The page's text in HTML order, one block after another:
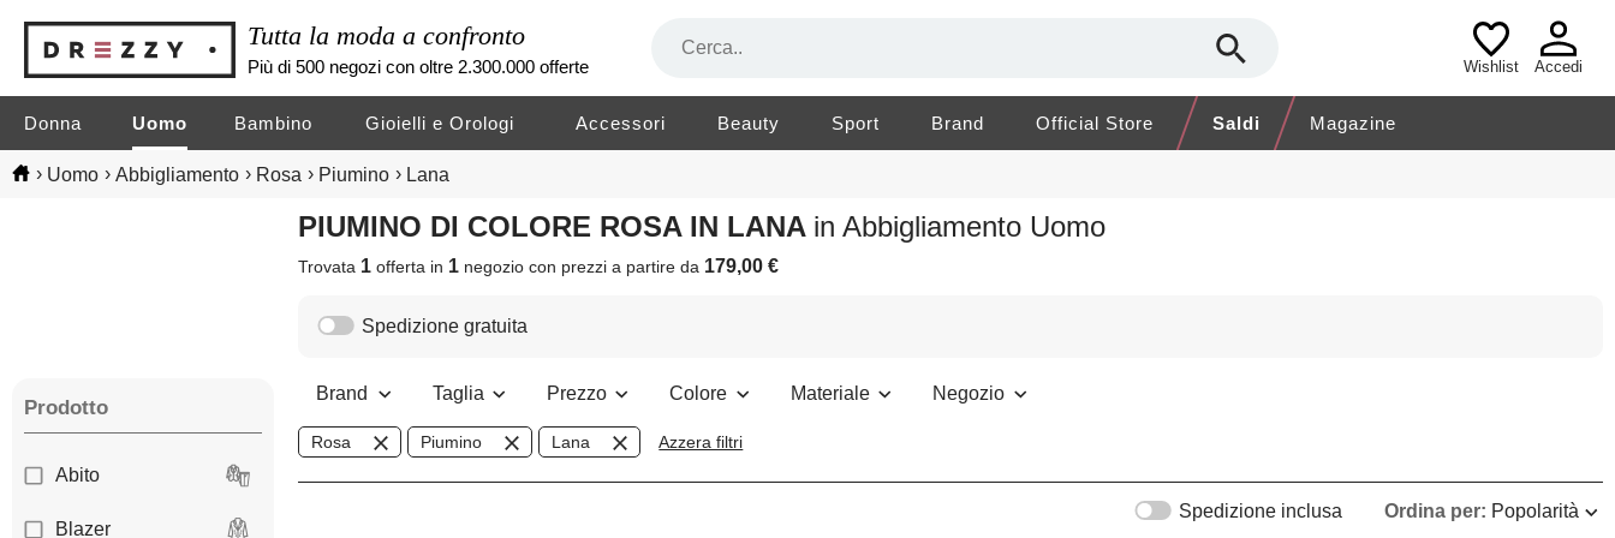
Tutta la moda a confronto
Più di 500 negozi con oltre 2.300.000 offerte Wishlist Accedi
Donna Uomo Bambino Gioielli e Orologi Accessori Beauty Sport Brand Official Store Saldi Magazine
› Uomo › Abbigliamento › Rosa › Piumino › Lana
PIUMINO DI COLORE ROSA IN LANA in Abbigliamento Uomo
Trovata 1 offerta in 1 negoziocon prezzi a partire da 179,00 €
Prodotto
Abito
Blazer
Spedizione gratuita
Brand Taglia Prezzo Colore Materiale Negozio
Rosa Piumino Lana Azzera filtri
Ordina per: Popolarità
Spedizione inclusa